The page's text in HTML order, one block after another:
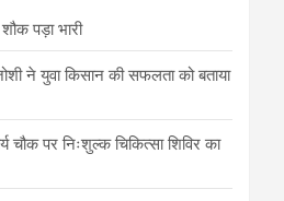
पड़ा भारी
ने युवा किसान की सफलता को बताया
चौक पर निःशुल्क चिकित्सा शिविर का